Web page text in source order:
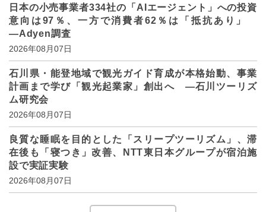
日本の小売事業者334社の「AIエージェント」への投資
意向は97％、一方で消費者62％は「抵抗あり」
―Adyen調査
2026年08月07日
石川県・能登地域で観光ガイド育成が本格始動、事業
計画まで学び「観光起業家」創出へ ―石川ツーリズ
ム研究会
2026年08月07日
良質な睡眠を目的とした「スリープツーリズム」、滞
在後も「寝つき」改善、NTT東日本グループが宿泊施
設で実証実験
2026年08月07日